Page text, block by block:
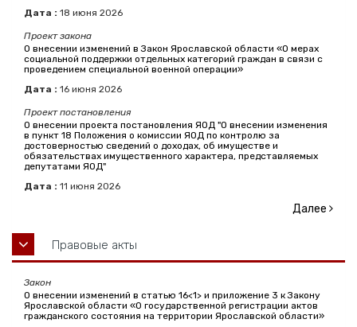
Дата : 18 июня 2026
Проект закона
О внесении изменений в Закон Ярославской области «О мерах
социальной поддержки отдельных категорий граждан в связи с
проведением специальной военной операции»
Дата : 16 июня 2026
Проект постановления
О внесении проекта постановления ЯОД "О внесении изменения
в пункт 18 Положения о комиссии ЯОД по контролю за
достоверностью сведений о доходах, об имуществе и
обязательствах имущественного характера, представляемых
депутатами ЯОД"
Дата : 11 июня 2026
Далее
Правовые акты
Закон
О внесении изменений в статью 16<1> и приложение 3 к Закону
Ярославской области «О государственной регистрации актов
гражданского состояния на территории Ярославской области»